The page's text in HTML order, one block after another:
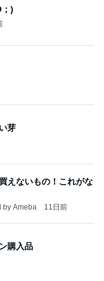
)
芽
えないもの！これがな
by Ameba 11日前
購入品